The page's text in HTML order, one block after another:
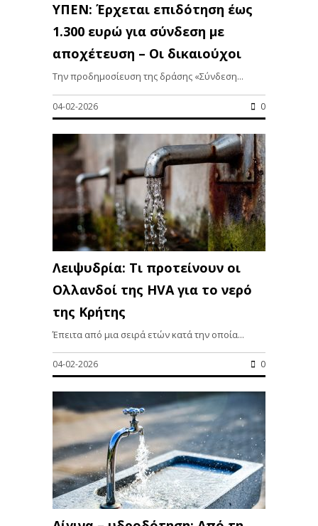
ΥΠΕΝ: Έρχεται επιδότηση έως
1.300 ευρώ για σύνδεση με
αποχέτευση – Οι δικαιούχοι
Την προδημοσίευση της δράσης «Σύνδεση...
04-02-2026 0
Λειψυδρία: Τι προτείνουν οι
Ολλανδοί της HVA για το νερό
της Κρήτης
Έπειτα από μια σειρά ετών κατά την οποία...
04-02-2026 0